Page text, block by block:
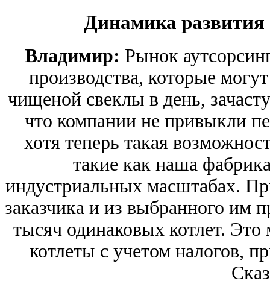
Динамика развития
Владимир: Рынок
производства, которые
чищеной свеклы в день,
что компании не привыкли
хотя теперь такая
такие как наша
индустриальных масштабах.
заказчика и из выбранного им
тысяч одинаковых котлет.
котлеты с учетом налогов,